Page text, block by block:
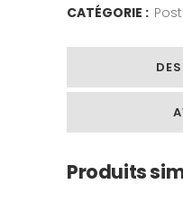
CATÉGORIE :
Produits